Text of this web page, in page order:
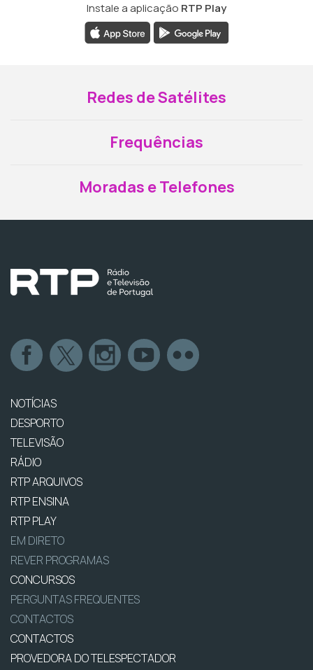
Instale a aplicação RTP Play
Redes de Satélites
Frequências
Moradas e Telefones
NOTÍCIAS
DESPORTO
TELEVISÃO
RÁDIO
RTP ARQUIVOS
RTP ENSINA
RTP PLAY
EM DIRETO
REVER PROGRAMAS
CONCURSOS
PERGUNTAS FREQUENTES
CONTACTOS
CONTACTOS
PROVEDORA DO TELESPECTADOR